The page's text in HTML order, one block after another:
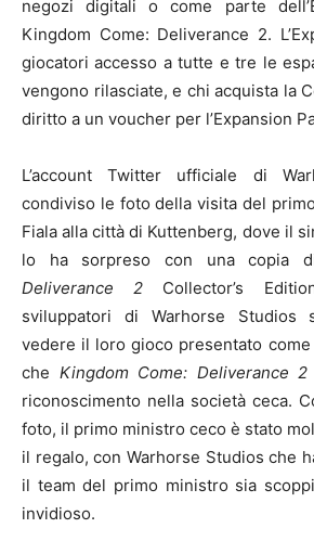
negozi digitali o come parte
Kingdom Come: Deliverance 2.
giocatori accesso a tutte e tre le
vengono rilasciate, e chi acquista la
diritto a un voucher per l’Expansion
L’account Twitter ufficiale di
condiviso le foto della visita del
Fiala alla città di Kuttenberg, dove il
lo ha sorpreso con una copia
Deliverance 2 Collector’s
sviluppatori di Warhorse Studios
vedere il loro gioco presentato
che Kingdom Come: Deliverance 2
riconoscimento nella società ceca.
foto, il primo ministro ceco è stato
il regalo, con Warhorse Studios che
il team del primo ministro sia
invidioso.